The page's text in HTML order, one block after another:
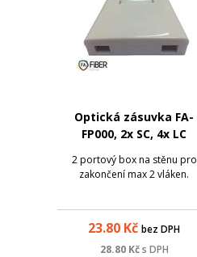
Optická zásuvka FA-
FP000, 2x SC, 4x LC
2 portový box na stěnu pro
zakončení max 2 vláken.
23.80 Kč bez DPH
28.80Kč s DPH